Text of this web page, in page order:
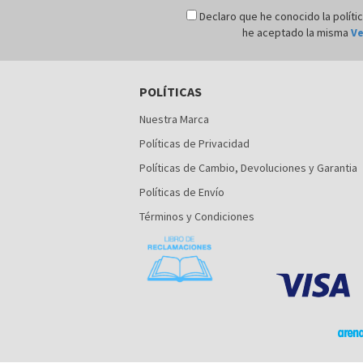
Declaro que he conocido la
he aceptado la misma
POLÍTICAS
Nuestra Marca
Políticas de Privacidad
Políticas de Cambio, Devoluciones y Garantia
Políticas de Envío
Términos y Condiciones